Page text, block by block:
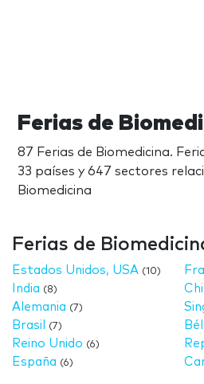
Ferias de
87 Ferias de Biomedicina.
33 países y 647 sectores
Biomedicina
Ferias de
Estados Unidos, USA (10)
India (8)
Alemania (7)
Brasil (7)
Reino Unido (6)
España (6)